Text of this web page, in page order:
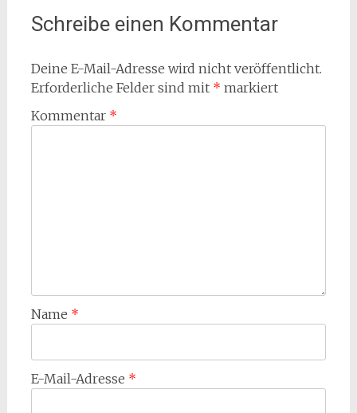
Schreibe einen Kommentar
Deine E-Mail-Adresse wird nicht veröffentlicht.
Erforderliche Felder sind mit * markiert
Kommentar *
Name *
E-Mail-Adresse *